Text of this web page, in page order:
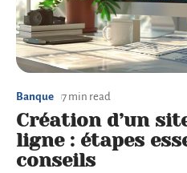
Banque 7 min read
Création d’un
ligne : étapes
conseils